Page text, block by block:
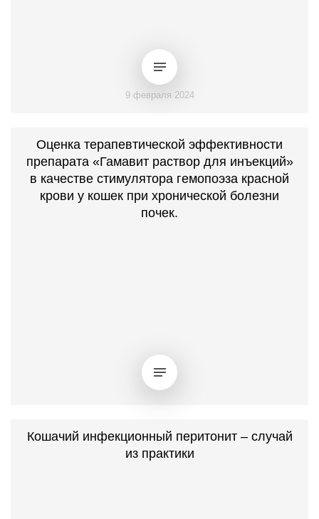
9 февраля 2024
Оценка терапевтической эффективности
препарата «Гамавит раствор для инъекций»
в качестве стимулятора гемопоэза красной
крови у кошек при хронической болезни
почек.
Кошачий инфекционный перитонит – случай
из практики